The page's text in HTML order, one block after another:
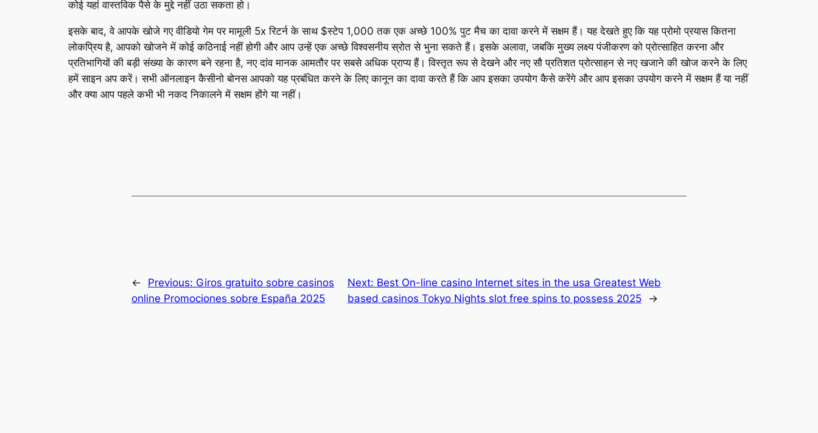
कोई यहां वास्तविक पैसे के मुद्दे नहीं उठा सकता हो।
इसके बाद, वे आपके खोजे गए वीडियो गेम पर मामूली 5x रिटर्न के साथ $स्टेप 1,000 तक एक अच्छे 100% पुट मैच का दावा करने में सक्षम हैं। यह देखते हुए कि यह प्रोमो प्रयास कितना
लोकप्रिय है, आपको खोजने में कोई कठिनाई नहीं होगी और आप उन्हें एक अच्छे विश्वसनीय स्रोत से भुना सकते हैं। इसके अलावा, जबकि मुख्य लक्ष्य पंजीकरण को प्रोत्साहित करना और
प्रतिभागियों की बड़ी संख्या के कारण बने रहना है, नए दांव मानक आमतौर पर सबसे अधिक प्राप्य हैं। विस्तृत रूप से देखने और नए सौ प्रतिशत प्रोत्साहन से नए खजाने की खोज करने के लिए
हमें साइन अप करें। सभी ऑनलाइन कैसीनो बोनस आपको यह प्रबंधित करने के लिए कानून का दावा करते हैं कि आप इसका उपयोग कैसे करेंगे और आप इसका उपयोग करने में सक्षम हैं या नहीं
और क्या आप पहले कभी भी नकद निकालने में सक्षम होंगे या नहीं।
← Previous: Giros gratuito sobre casinos
online Promociones sobre España 2025
Next: Best On-line casino Internet sites in the usa Greatest Web
based casinos Tokyo Nights slot free spins to possess 2025
→